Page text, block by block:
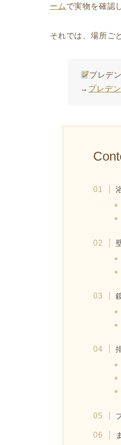
ーム で実物を確認
それでは、場所ご
プレデ
→ プレデ